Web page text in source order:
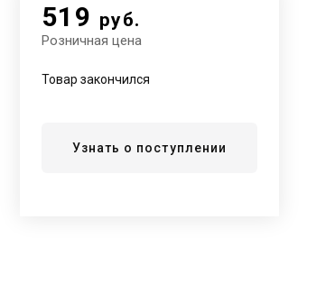
519 руб.
Розничная цена
Товар закончился
Узнать о поступлении